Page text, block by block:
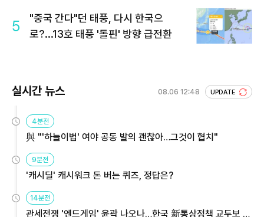
5
"중국 간다"던 태풍, 다시 한국으
로?...13호 태풍 '돌핀' 방향 급전환
실시간 뉴스 08.06 12:48 UPDATE
4분전
與 "'하늘이법' 여야 공동 발의 괜찮아…그것이 협치"
9분전
'캐시딜' 캐시워크 돈 버는 퀴즈, 정답은?
14분전
관세전쟁 '엔드게임' 윤곽 나오나…한국 新통상정책 교두보 활